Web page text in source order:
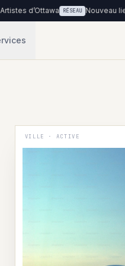
RÉSEAU Nouveau lieu :
VILLE · ACTIVE